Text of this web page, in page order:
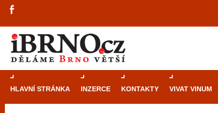
HLAVNÍ STRÁNKA INZERCE KONTAKTY VIVAT VINUM